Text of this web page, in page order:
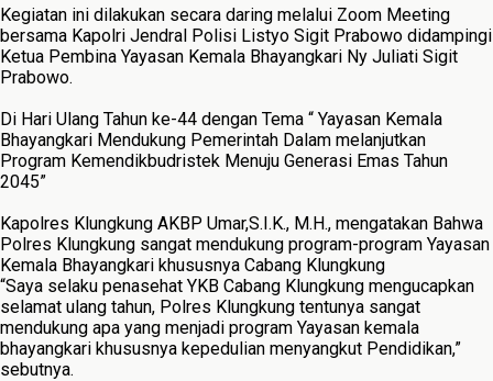
Kegiatan ini dilakukan secara daring melalui Zoom Meeting
bersama Kapolri Jendral Polisi Listyo Sigit Prabowo didampingi
Ketua Pembina Yayasan Kemala Bhayangkari Ny Juliati Sigit
Prabowo.
Di Hari Ulang Tahun ke-44 dengan Tema “ Yayasan Kemala
Bhayangkari Mendukung Pemerintah Dalam melanjutkan
Program Kemendikbudristek Menuju Generasi Emas Tahun
2045”
Kapolres Klungkung AKBP Umar,S.I.K., M.H., mengatakan Bahwa
Polres Klungkung sangat mendukung program-program Yayasan
Kemala Bhayangkari khususnya Cabang Klungkung
“Saya selaku penasehat YKB Cabang Klungkung mengucapkan
selamat ulang tahun, Polres Klungkung tentunya sangat
mendukung apa yang menjadi program Yayasan kemala
bhayangkari khususnya kepedulian menyangkut Pendidikan,”
sebutnya.